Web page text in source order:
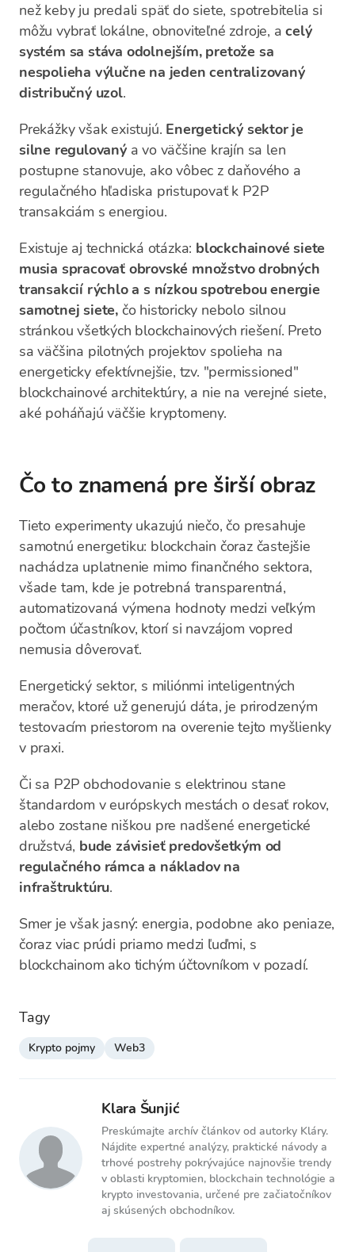
než keby ju predali späť do siete, spotrebitelia si
môžu vybrať lokálne, obnoviteľné zdroje, acelý
systém sa stáva odolnejším, pretože sa
nespolieha výlučne na jeden centralizovaný
distribučný uzol.
Prekážky však existujú. Energetický sektor je
silne regulovanýa vo väčšine krajín sa len
postupne stanovuje, ako vôbec z daňového a
regulačného hľadiska pristupovať k P2P
transakciám s energiou.
Existuje aj technická otázka: blockchainové siete
musia spracovať obrovské množstvo drobných
transakcií rýchlo a s nízkou spotrebou energie
samotnej siete, čo historicky nebolo silnou
stránkou všetkých blockchainových riešení. Preto
sa väčšina pilotných projektov spolieha na
energeticky efektívnejšie, tzv. "permissioned"
blockchainové architektúry, a nie na verejné siete,
aké poháňajú väčšie kryptomeny.
Čo to znamená pre širší obraz
Tieto experimenty ukazujú niečo, čo presahuje
samotnú energetiku: blockchain čoraz častejšie
nachádza uplatnenie mimo finančného sektora,
všade tam, kde je potrebná transparentná,
automatizovaná výmena hodnoty medzi veľkým
počtom účastníkov, ktorí si navzájom vopred
nemusia dôverovať.
Energetický sektor, s miliónmi inteligentných
meračov, ktoré už generujú dáta, je prirodzeným
testovacím priestorom na overenie tejto myšlienky
v praxi.
Či sa P2P obchodovanie s elektrinou stane
štandardom v európskych mestách o desať rokov,
alebo zostane niškou pre nadšené energetické
družstvá, bude závisieť predovšetkým od
regulačného rámca a nákladov na
infraštruktúru.
Smer je však jasný: energia, podobne ako peniaze,
čoraz viac prúdi priamo medzi ľuďmi, s
blockchainom ako tichým účtovníkom v pozadí.
Tagy
Krypto pojmy Web3
Klara Šunjić
Preskúmajte archív článkov od autorky Kláry.
Nájdite expertné analýzy, praktické návody a
trhové postrehy pokrývajúce najnovšie trendy
v oblasti kryptomien, blockchain technológie a
krypto investovania, určené pre začiatočníkov
aj skúsených obchodníkov.